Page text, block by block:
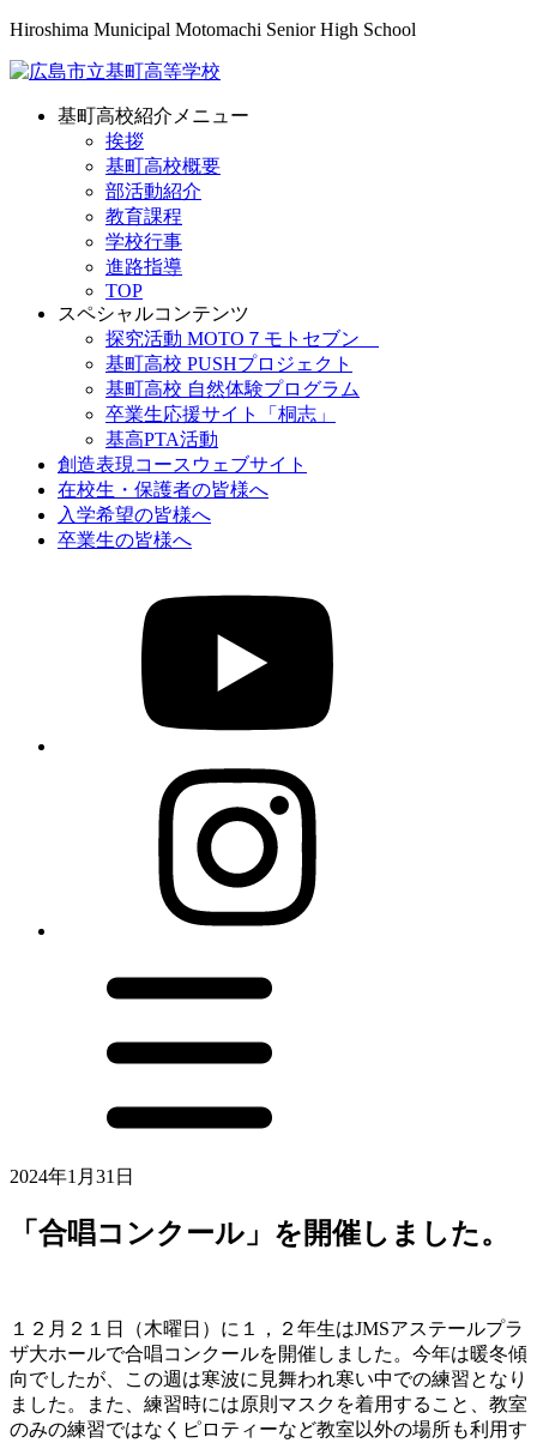
Hiroshima Municipal Motomachi Senior High School
基町高校紹介メニュー
挨拶
基町高校概要
部活動紹介
教育課程
学校行事
進路指導
TOP
スペシャルコンテンツ
探究活動 MOTO７モトセブン
基町高校 PUSHプロジェクト
基町高校 自然体験プログラム
卒業生応援サイト「桐志」
基高PTA活動
創造表現コースウェブサイト
在校生・保護者の皆様へ
入学希望の皆様へ
卒業生の皆様へ
2024年1月31日
「合唱コンクール」を開催しました。
１２月２１日（木曜日）に１，２年生はJMSアステールプラ
ザ大ホールで合唱コンクールを開催しました。今年は暖冬傾
向でしたが、この週は寒波に見舞われ寒い中での練習となり
ました。また、練習時には原則マスクを着用すること、教室
のみの練習ではなくピロティーなど教室以外の場所も利用す